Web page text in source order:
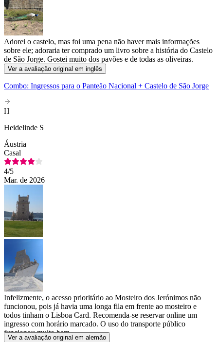
Adorei o castelo, mas foi uma pena não haver mais informações
sobre ele; adoraria ter comprado um livro sobre a história do Castelo
de São Jorge. Gostei muito dos pavões e de todas as oliveiras.
Ver a avaliação original em inglês
Combo: Ingressos para o Panteão Nacional + Castelo de São Jorge
H
Heidelinde S
Áustria
Casal
4/5
Mar. de 2026
Infelizmente, o acesso prioritário ao Mosteiro dos Jerónimos não
funcionou, pois já havia uma longa fila em frente ao mosteiro e
todos tinham o Lisboa Card. Recomenda-se reservar online um
ingresso com horário marcado. O uso do transporte público
funcionou muito bem.
Ver a avaliação original em alemão